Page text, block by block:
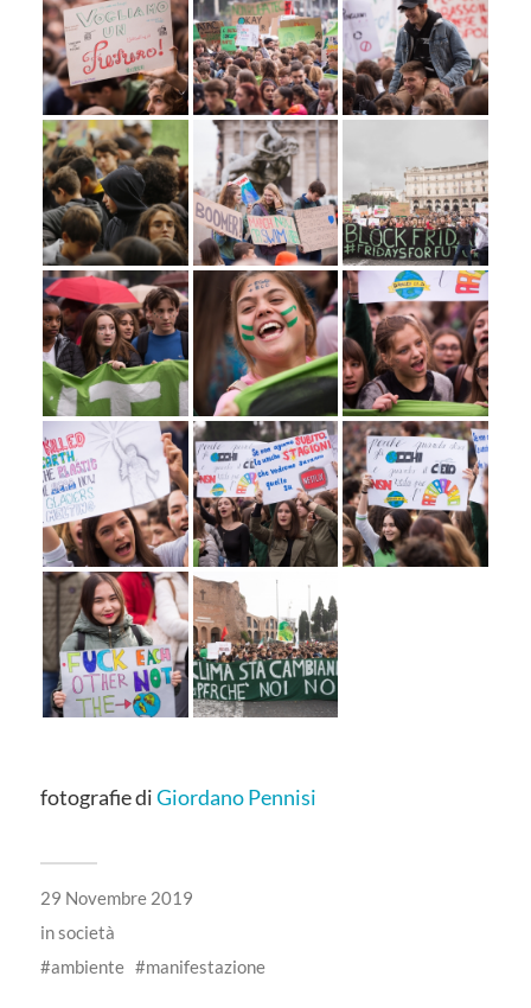
fotografie diGiordano Pennisi
29 Novembre 2019
insocietà
ambiente
manifestazione